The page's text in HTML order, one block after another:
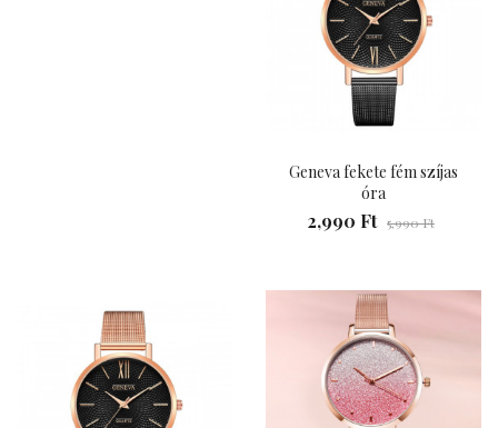
Geneva fekete fém szíjas
óra
2,990 Ft 5,990 Ft